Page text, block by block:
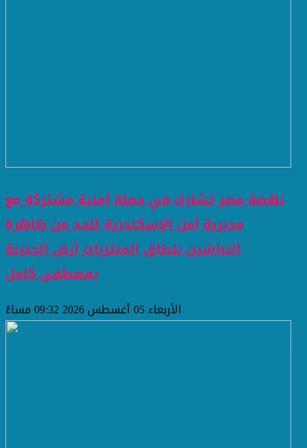
نهضة مصر تشارك في حملة أمنية مشتركة مع
مديرية أمن الإسكندرية للحد من ظاهرة
النباشين بنطاق المنتزيات أرض الجنينة
بمصطفى كامل
الأربعاء 05 أغسطس 2026 09:32 مساءً